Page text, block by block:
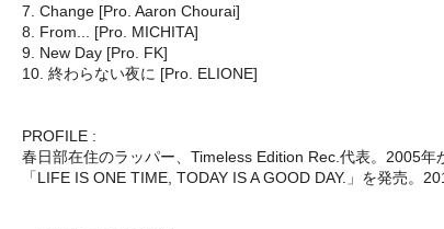
7. Change [Pro. Aaron Chourai]
8. From... [Pro. MICHITA]
9. New Day [Pro. FK]
10. 終わらない夜に [Pro. ELIONE]
PROFILE :
春日部在住のラッパー、Timeless Edition Rec.代表。2005
「LIFE IS ONE TIME, TODAY IS A GOOD DAY.」を発売。